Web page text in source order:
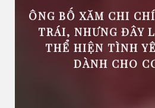
ÔNG BỐ XĂM CHI
TRÁI, NHƯNG ĐÂY
THỂ HIỆN TÌNH
DÀNH CHO